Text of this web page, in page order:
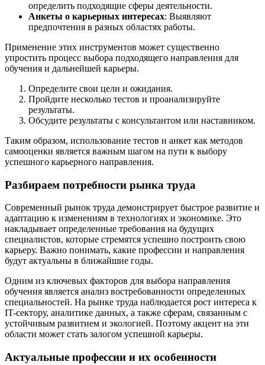
определить подходящие сферы деятельности.
Анкеты о карьерных интересах: Выявляют
предпочтения в разных областях работы.
Применение этих инструментов может существенно
упростить процесс выбора подходящего направления для
обучения и дальнейшей карьеры.
Определите свои цели и ожидания.
Пройдите несколько тестов и проанализируйте
результаты.
Обсудите результаты с консультантом или наставником.
Таким образом, использование тестов и анкет как методов
самооценки является важным шагом на пути к выбору
успешного карьерного направления.
Разбираем потребности рынка труда
Современный рынок труда демонстрирует быстрое развитие и
адаптацию к изменениям в технологиях и экономике. Это
накладывает определенные требования на будущих
специалистов, которые стремятся успешно построить свою
карьеру. Важно понимать, какие профессии и направления
будут актуальны в ближайшие годы.
Одним из ключевых факторов для выбора направления
обучения является анализ востребованности определенных
специальностей. На рынке труда наблюдается рост интереса к
IT-сектору, аналитике данных, а также сферам, связанным с
устойчивым развитием и экологией. Поэтому акцент на эти
области может стать залогом успешной карьеры.
Актуальные профессии и их особенности